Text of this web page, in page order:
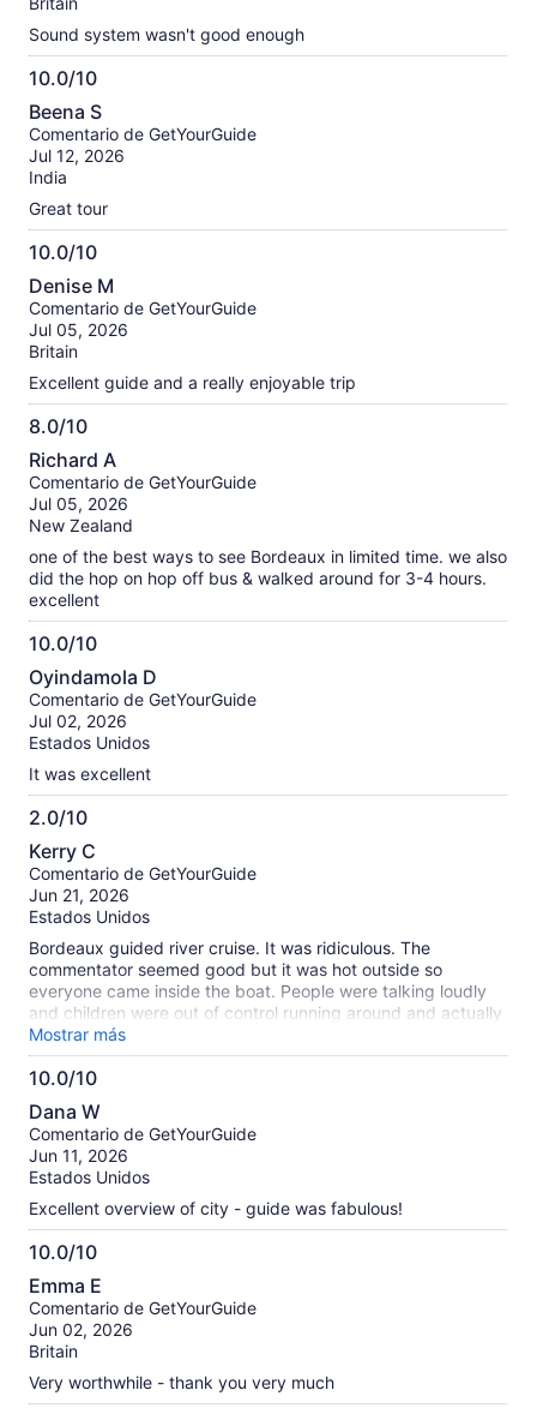
Sound system wasn't good enough
10.0/10
10.0
de
10
Beena S
Comentario de GetYourGuide
Jul 12, 2026
India
Great tour
10.0/10
10.0
de
10
Denise M
Comentario de GetYourGuide
Jul 05, 2026
Britain
Excellent guide and a really enjoyable trip
8.0/10
8.0
de
10
Richard A
Comentario de GetYourGuide
Jul 05, 2026
New Zealand
one of the best ways to see Bordeaux in limited time. we also
did the hop on hop off bus & walked around for 3-4 hours.
excellent
10.0/10
10.0
de
10
Oyindamola D
Comentario de GetYourGuide
Jul 02, 2026
Estados Unidos
It was excellent
2.0/10
2.0
de
10
Kerry C
Comentario de GetYourGuide
Jun 21, 2026
Estados Unidos
Bordeaux guided river cruise. It was ridiculous. The
commentator seemed good but it was hot outside so
everyone came inside the boat. People were talking loudly
and children were out of control running around and actually
screaming. No fault of the presenter but no one could hear
what he was saying. I’m not sure what the solution would be
but it was a total waste of time.
Mostrar más
10.0/10
10.0
de
10
Dana W
Comentario de GetYourGuide
Jun 11, 2026
Estados Unidos
Excellent overview of city - guide was fabulous!
10.0/10
10.0
de
10
Emma E
Comentario de GetYourGuide
Jun 02, 2026
Britain
Very worthwhile - thank you very much